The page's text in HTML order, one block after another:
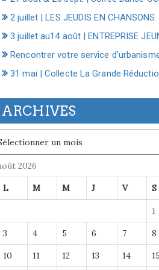
2 juillet | LES JEUDIS EN CHANSONS
3 juillet au14 août | ENTREPRISE
Rencontrer votre service
31 mai | Collecte La Grande
ARCHIVES
2026
L M M J V S
1
3 4 5 6 7 8
10 11 12 13 14 15